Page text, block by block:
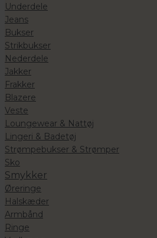
Underdele
Jeans
Bukser
Strikbukser
Nederdele
Jakker
Frakker
Blazere
Veste
Loungewear & Nattøj
Lingeri & Badetøj
Strømpebukser & Strømper
Sko
Smykker
Øreringe
Halskæder
Armbånd
Ringe